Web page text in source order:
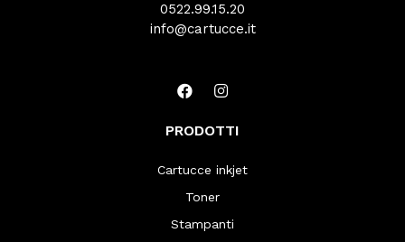
0522.99.15.20
info@cartucce.it
PRODOTTI
Cartucce inkjet
Toner
Stampanti